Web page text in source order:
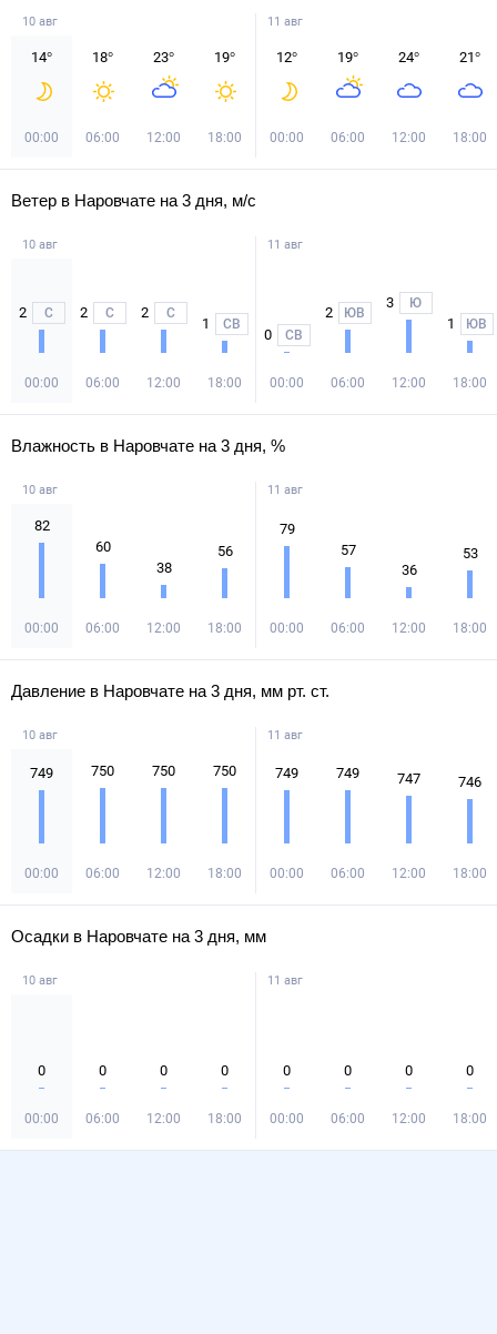
10 авг
14°
00:00
18°
06:00
23°
12:00
19°
18:00
11 авг
12°
00:00
19°
06:00
24°
12:00
21°
18:00
Ветер в Наровчате на 3 дня, м/с
10 авг
2 С
00:00
2 С
06:00
2 С
12:00
1 СВ
18:00
11 авг
0 СВ
00:00
2 ЮВ
06:00
3 Ю
12:00
1 ЮВ
18:00
Влажность в Наровчате на 3 дня, %
10 авг
82
00:00
60
06:00
38
12:00
56
18:00
11 авг
79
00:00
57
06:00
36
12:00
53
18:00
Давление в Наровчате на 3 дня, мм рт. ст.
10 авг
749
00:00
750
06:00
750
12:00
750
18:00
11 авг
749
00:00
749
06:00
747
12:00
746
18:00
Осадки в Наровчате на 3 дня, мм
10 авг
0
00:00
0
06:00
0
12:00
0
18:00
11 авг
0
00:00
0
06:00
0
12:00
0
18:00